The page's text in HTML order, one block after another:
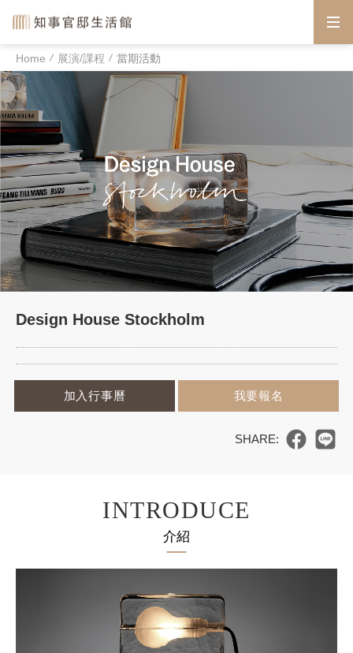
Home 展演/課程 當期活動
Design House Stockholm
加入行事曆 我要報名
INTRODUCE
介紹